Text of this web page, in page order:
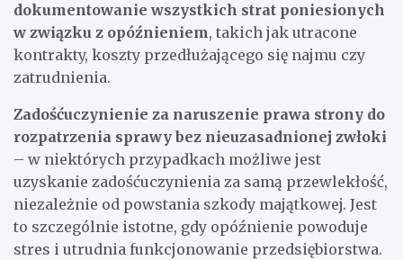
dokumentowanie wszystkich strat poniesionych
w związku z opóźnieniem, takich jak utracone
kontrakty, koszty przedłużającego się najmu czy
zatrudnienia.
Zadośćuczynienie za naruszenie prawa strony do
rozpatrzenia sprawy bez nieuzasadnionej zwłoki
– w niektórych przypadkach możliwe jest
uzyskanie zadośćuczynienia za samą przewlekłość,
niezależnie od powstania szkody majątkowej. Jest
to szczególnie istotne, gdy opóźnienie powoduje
stres i utrudnia funkcjonowanie przedsiębiorstwa.